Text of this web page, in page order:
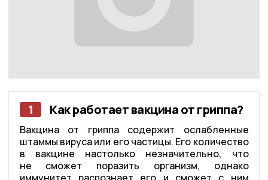
1 Как работает вакцина от гриппа?
Вакцина от гриппа содержит ослабленные
штаммы вируса или его частицы. Его количество
в вакцине настолько незначительно, что
не сможет поразить организм, однако